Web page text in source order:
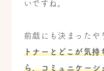
いですね。
前戯にも決まったや
トナーとどこが気持
ら、コミュニケーシ